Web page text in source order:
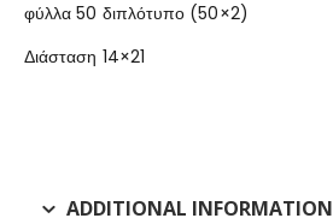
φύλλα 50 διπλότυπο (50×2)
Διάσταση 14×21
ADDITIONAL INFORMATION